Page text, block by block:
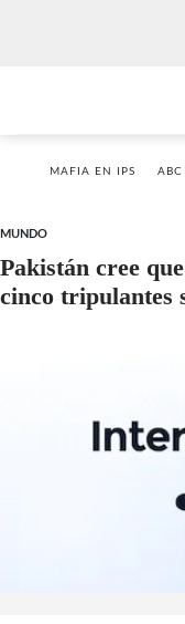
MAFIA EN IPS ABC
MUNDO
Pakistán cree
cinco tripulantes